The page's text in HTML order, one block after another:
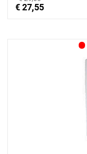
€ 27,55